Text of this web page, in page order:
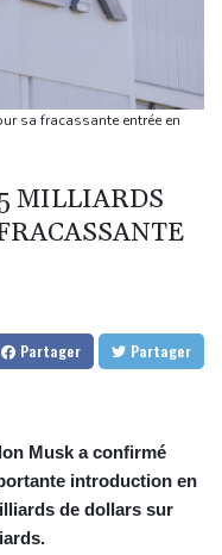
blessé, déclare forfait pour
(3-2) en préparation
grâce à une "course
Attal promet un plan
sa fracassante entrée en
MILLIARDS
Partager Partager
Musk a confirmé
introduction en
de dollars sur